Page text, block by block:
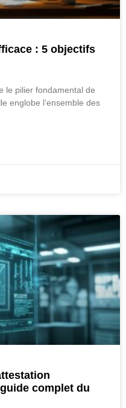
: 5 objectifs
le pilier fondamental de
englobe l’ensemble des
complet du